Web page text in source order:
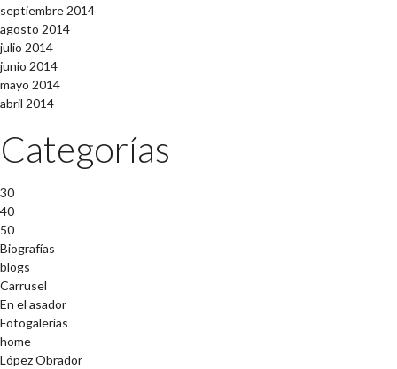
septiembre 2014
agosto 2014
julio 2014
junio 2014
mayo 2014
abril 2014
Categorías
30
40
50
Biografías
blogs
Carrusel
En el asador
Fotogalerías
home
López Obrador